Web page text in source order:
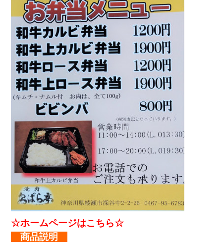
☆ホームページはこちら☆
商品説明